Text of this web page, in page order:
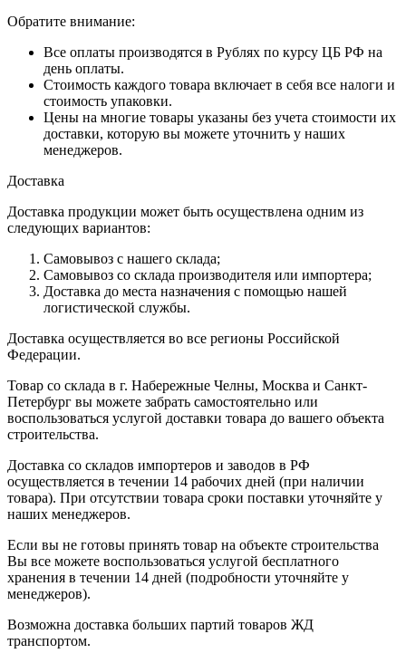
Обратите внимание:
Все оплаты производятся в Рублях по курсу ЦБ РФ на
день оплаты.
Стоимость каждого товара включает в себя все налоги и
стоимость упаковки.
Цены на многие товары указаны без учета стоимости их
доставки, которую вы можете уточнить у наших
менеджеров.
Доставка
Доставка продукции может быть осуществлена одним из
следующих вариантов:
Самовывоз с нашего склада;
Самовывоз со склада производителя или импортера;
Доставка до места назначения с помощью нашей
логистической службы.
Доставка осуществляется во все регионы Российской
Федерации.
Товар со склада в г. Набережные Челны, Москва и Санкт-
Петербург вы можете забрать самостоятельно или
воспользоваться услугой доставки товара до вашего объекта
строительства.
Доставка со складов импортеров и заводов в РФ
осуществляется в течении 14 рабочих дней (при наличии
товара). При отсутствии товара сроки поставки уточняйте у
наших менеджеров.
Если вы не готовы принять товар на объекте строительства
Вы все можете воспользоваться услугой бесплатного
хранения в течении 14 дней (подробности уточняйте у
менеджеров).
Возможна доставка больших партий товаров ЖД
транспортом.